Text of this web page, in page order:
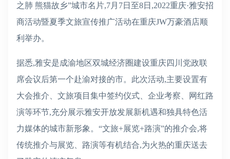
之肺 熊猫故乡”城市名片,7月7日至8日,2022重庆·雅安招
商活动暨夏季文旅宣传推广活动在重庆JW万豪酒店顺
利举办。
据悉,雅安是成渝地区双城经济圈建设重庆四川党政联
席会议后第一个赴渝对接的市。此次活动,主要设置有
大会推介、文旅项目集中签约仪式、企业考察、网红路
演等环节,充分展示雅安开放发展新机遇和独具特色活
力媒体的城市新形象。“文旅+展览+路演”的推介会,将
传统推介与展览、路演等有机结合,为火热的重庆送去